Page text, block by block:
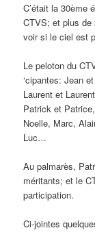
C’était la 30ème
CTVS; et plus de
voir si le ciel est
Le peloton du
‘cipantes: Jean
Laurent et
Patrick et
Noelle, Marc,
Luc…
Au palmarès,
méritants; et le
participation.
Ci-jointes